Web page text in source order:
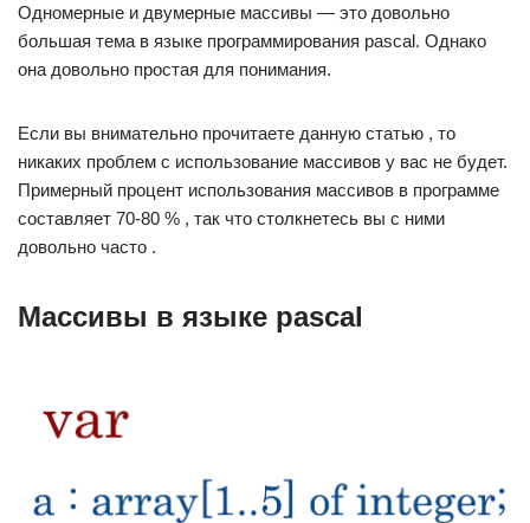
Одномерные и двумерные массивы — это довольно
большая тема в языке программирования pascal. Однако
она довольно простая для понимания.
Если вы внимательно прочитаете данную статью , то
никаких проблем с использование массивов у вас не будет.
Примерный процент использования массивов в программе
составляет 70-80 % , так что столкнетесь вы с ними
довольно часто .
Массивы в языке pascal